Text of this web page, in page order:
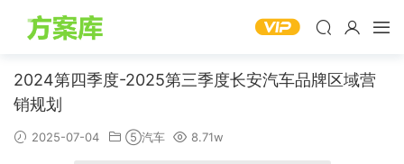
2024第四季度-2025第三季度长安汽车品牌区域营
销规划
2025-07-04 ⑤汽车 8.71w